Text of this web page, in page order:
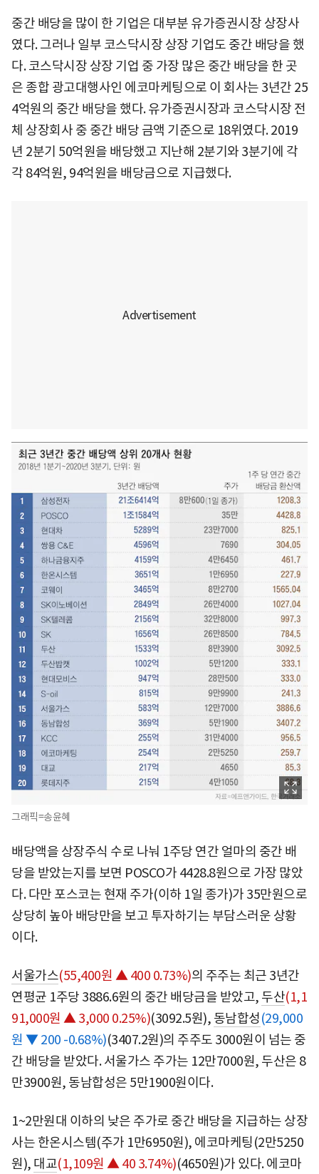
중간 배당을 많이 한 기업은 대부분 유가증권시장 상장사
였다. 그러나 일부 코스닥시장 상장 기업도 중간 배당을 했
다. 코스닥시장 상장 기업 중 가장 많은 중간 배당을 한 곳
은 종합 광고대행사인 에코마케팅으로 이 회사는 3년간 25
4억원의 중간 배당을 했다. 유가증권시장과 코스닥시장 전
체 상장회사 중 중간 배당 금액 기준으로 18위였다. 2019
년 2분기 50억원을 배당했고 지난해 2분기와 3분기에 각
각 84억원, 94억원을 배당금으로 지급했다.
그래픽=송윤혜
배당액을 상장주식 수로 나눠 1주당 연간 얼마의 중간 배
당을 받았는지를 보면 POSCO가 4428.8원으로 가장 많았
다. 다만 포스코는 현재 주가(이하 1일 종가)가 35만원으로
상당히 높아 배당만을 보고 투자하기는 부담스러운 상황
이다.
서울가스(55,400원 ▲ 400 0.73%)의 주주는 최근 3년간
연평균 1주당 3886.6원의 중간 배당금을 받았고, 두산(1,1
91,000원 ▲ 3,000 0.25%)(3092.5원), 동남합성(29,000
원 ▼ 200 -0.68%)(3407.2원)의 주주도 3000원이 넘는 중
간 배당을 받았다. 서울가스 주가는 12만7000원, 두산은 8
만3900원, 동남합성은 5만1900원이다.
1~2만원대 이하의 낮은 주가로 중간 배당을 지급하는 상장
사는 한온시스템(주가 1만6950원), 에코마케팅(2만5250
원), 대교(1,109원 ▲ 40 3.74%)(4650원)가 있다. 에코마